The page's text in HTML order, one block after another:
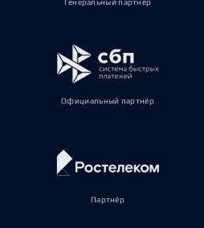
Генеральный партнёр
Официальный партнёр
Партнёр